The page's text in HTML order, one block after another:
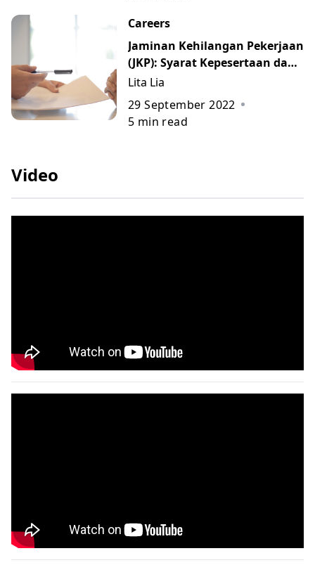
Careers
Jaminan Kehilangan Pekerjaan
(JKP): Syarat Kepesertaan dan
Panduan Pencairannya 2022
Lita Lia
29 September 2022
5 min read
Video